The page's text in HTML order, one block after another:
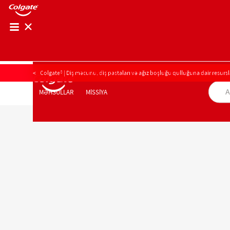
MƏHSULLAR MİSSİYA
MƏHSULLAR MİSSİYA
AĞIZ BOŞLUĞU SAĞLAMLIĞININ
Colgate® | Diş məcunu, diş pastaları və ağız boşluğu qulluğuna dair